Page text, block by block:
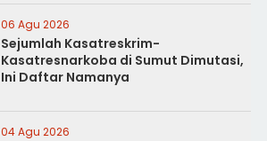
06 Agu 2026
Sejumlah Kasatreskrim-
Kasatresnarkoba di Sumut Dimutasi,
Ini Daftar Namanya
04 Agu 2026